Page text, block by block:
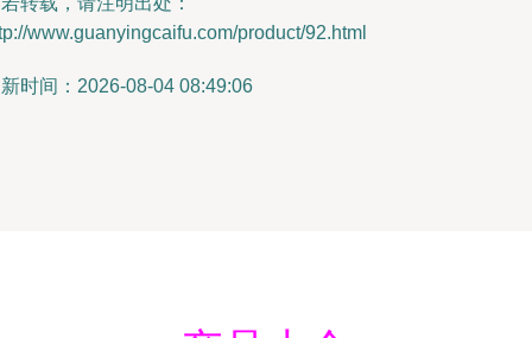
www.guanyingcaifu.com/product/92.html
时间：2026-08-04 08:49:06